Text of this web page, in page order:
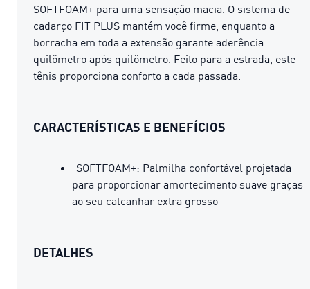
SOFTFOAM+ para uma sensação macia. O sistema de
cadarço FIT PLUS mantém você firme, enquanto a
borracha em toda a extensão garante aderência
quilômetro após quilômetro. Feito para a estrada, este
tênis proporciona conforto a cada passada.
CARACTERÍSTICAS E BENEFÍCIOS
SOFTFOAM+: Palmilha confortável projetada
para proporcionar amortecimento suave graças
ao seu calcanhar extra grosso
DETALHES